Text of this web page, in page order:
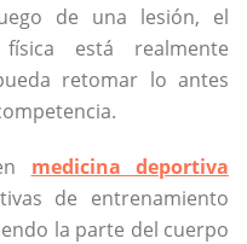
de una lesión, el
está realmente
retomar lo antes
medicina deportiva
de entrenamiento
la parte del cuerpo